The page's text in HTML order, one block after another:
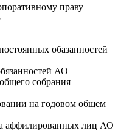
праву
обазанностей
АО
собрания
на годовом общем
аффилированных лиц АО